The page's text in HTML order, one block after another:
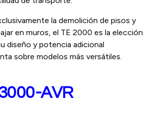
la demolición de pisos y
en muros, el TE 2000 es la elección
diseño y potencia adicional
sobre modelos más versátiles.
AVR